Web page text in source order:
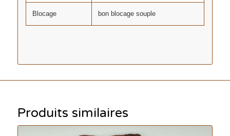
Blocage bon blocage souple
Produits similaires